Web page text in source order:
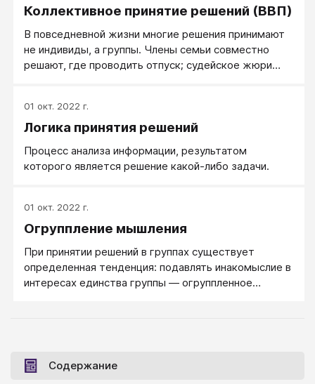
Коллективное принятие решений (ВВП)
В повседневной жизни многие решения принимают
не индивиды, а группы. Члены семьи совместно
решают, где проводить отпуск; судейское жюри
или президент и Объединенный комитет
начальников штабов решают послать войска в зону
принятия решений с принятием решений отдельным
индивидом и чем они различаются? Групповые
01 окт. 2022 г.
Логика принятия решений
Процесс анализа информации, результатом
которого является решение какой-либо задачи.
01 окт. 2022 г.
Огруппление мышления
При принятии решений в группах существует
определенная тенденция: подавлять инакомыслие в
интересах единства группы ― огруппленное
Содержание